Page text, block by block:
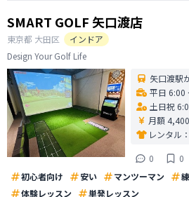
SMART GOLF 矢口渡店
東京都 大田区
インドア
Design Your Golf Life
矢口渡駅
平日 6:00
土日祝
月額
レンタル：
0
0
初心者向け
安い マンツーマン
体験レッスン
単発レッスン